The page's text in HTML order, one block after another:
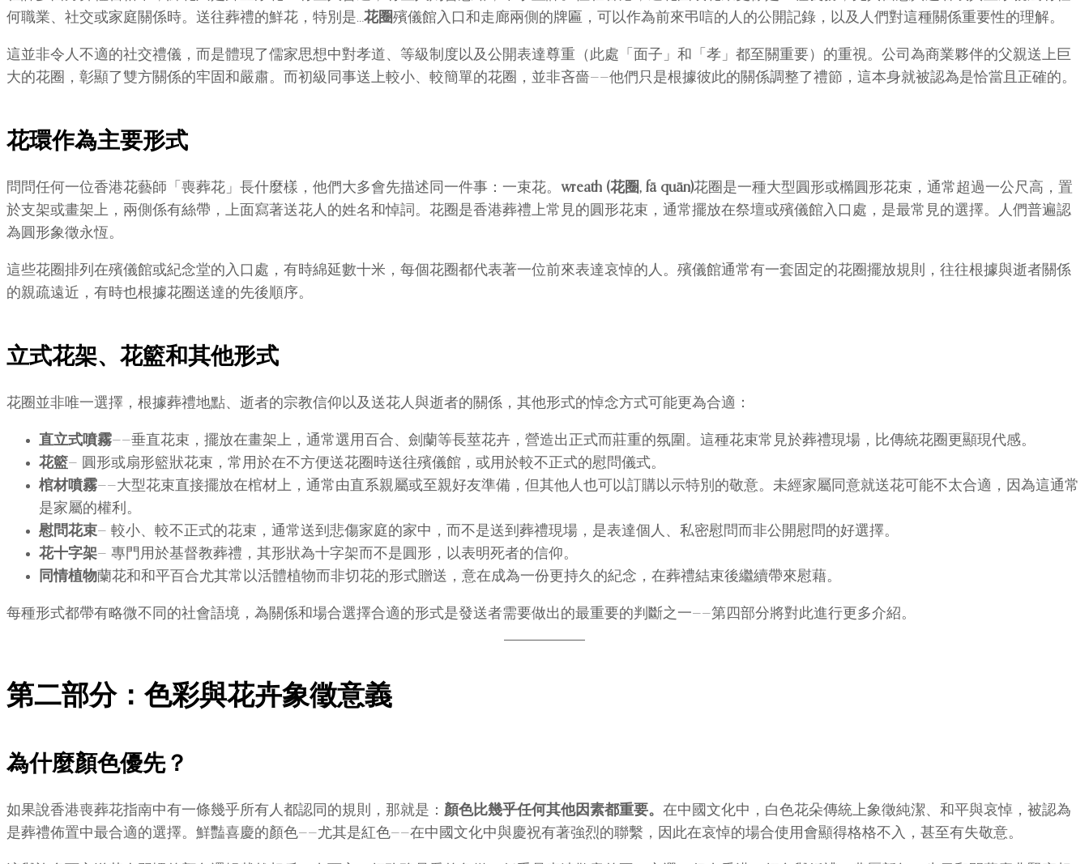
何職業、社交或家庭關係時。送往葬禮的鮮花，特別是…花圈殯儀館入口和走廊兩側的牌匾，可以作為前來弔唁的人的公開記錄，以及人們對這種關係重要性的理解。
這並非令人不適的社交禮儀，而是體現了儒家思想中對孝道、等級制度以及公開表達尊重（此處「面子」和「孝」都至關重要）的重視。公司為商業夥伴的父親送上巨
大的花圈，彰顯了雙方關係的牢固和嚴肅。而初級同事送上較小、較簡單的花圈，並非吝嗇——他們只是根據彼此的關係調整了禮節，這本身就被認為是恰當且正確的。
花環作為主要形式
問問任何一位香港花藝師「喪葬花」長什麼樣，他們大多會先描述同一件事：一束花。 wreath (花圈, fā quān)花圈是一種大型圓形或橢圓形花束，通常超過一公尺高，置
於支架或畫架上，兩側係有絲帶，上面寫著送花人的姓名和悼詞。花圈是香港葬禮上常見的圓形花束，通常擺放在祭壇或殯儀館入口處，是最常見的選擇。人們普遍認
為圓形象徵永恆。
這些花圈排列在殯儀館或紀念堂的入口處，有時綿延數十米，每個花圈都代表著一位前來表達哀悼的人。殯儀館通常有一套固定的花圈擺放規則，往往根據與逝者關係
的親疏遠近，有時也根據花圈送達的先後順序。
立式花架、花籃和其他形式
花圈並非唯一選擇，根據葬禮地點、逝者的宗教信仰以及送花人與逝者的關係，其他形式的悼念方式可能更為合適：
直立式噴霧——垂直花束，擺放在畫架上，通常選用百合、劍蘭等長莖花卉，營造出正式而莊重的氛圍。這種花束常見於葬禮現場，比傳統花圈更顯現代感。
花籃— 圓形或扇形籃狀花束，常用於在不方便送花圈時送往殯儀館，或用於較不正式的慰問儀式。
棺材噴霧——大型花束直接擺放在棺材上，通常由直系親屬或至親好友準備，但其他人也可以訂購以示特別的敬意。未經家屬同意就送花可能不太合適，因為這通常
是家屬的權利。
慰問花束— 較小、較不正式的花束，通常送到悲傷家庭的家中，而不是送到葬禮現場，是表達個人、私密慰問而非公開慰問的好選擇。
花十字架— 專門用於基督教葬禮，其形狀為十字架而不是圓形，以表明死者的信仰。
同情植物 蘭花和和平百合尤其常以活體植物而非切花的形式贈送，意在成為一份更持久的紀念，在葬禮結束後繼續帶來慰藉。
每種形式都帶有略微不同的社會語境，為關係和場合選擇合適的形式是發送者需要做出的最重要的判斷之一——第四部分將對此進行更多介紹。
第二部分：色彩與花卉象徵意義
為什麼顏色優先？
如果說香港喪葬花指南中有一條幾乎所有人都認同的規則，那就是： 顏色比幾乎任何其他因素都重要。 在中國文化中，白色花朵傳統上象徵純潔、和平與哀悼，被認為
是葬禮佈置中最合適的選擇。鮮豔喜慶的顏色——尤其是紅色——在中國文化中與慶祝有著強烈的聯繫，因此在哀悼的場合使用會顯得格格不入，甚至有失敬意。